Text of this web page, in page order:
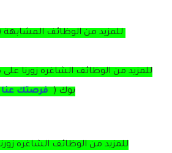
للمزيد من الوظائف المشابهة
للمزيد من الوظائف الشاغره زورنا
بوك (
فرصتك عنا
للمزيد من الوظائف الشاغره